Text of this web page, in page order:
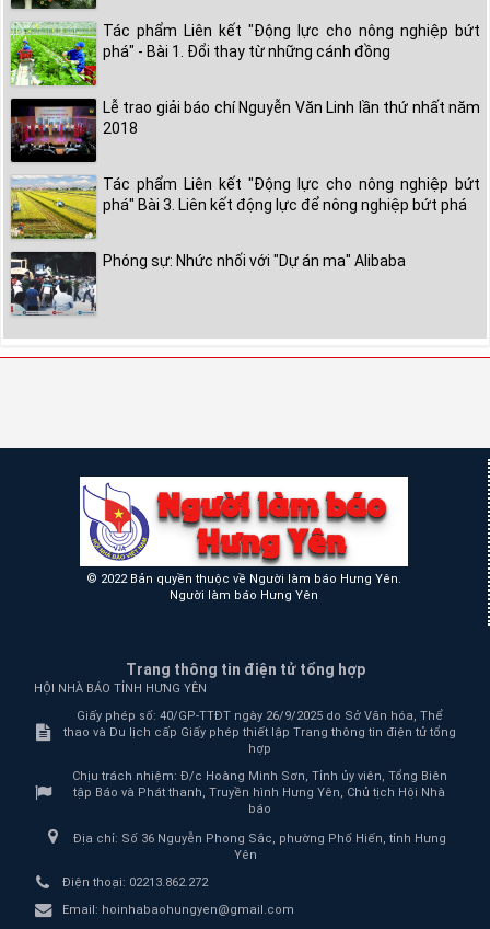
Tác phẩm Liên kết "Động lực cho nông nghiệp bứt
phá" - Bài 1. Đổi thay từ những cánh đồng
Lễ trao giải báo chí Nguyễn Văn Linh lần thứ nhất năm
2018
Tác phẩm Liên kết "Động lực cho nông nghiệp bứt
phá" Bài 3. Liên kết động lực để nông nghiệp bứt phá
Phóng sự: Nhức nhối với "Dự án ma" Alibaba
© 2022 Bản quyền thuộc về Người làm báo Hưng Yên.
Người làm báo Hưng Yên
Trang thông tin điện tử tổng hợp
HỘI NHÀ BÁO TỈNH HƯNG YÊN
Giấy phép số: 40/GP-TTĐT ngày 26/9/2025 do Sở Văn hóa, Thể
thao và Du lịch cấp Giấy phép thiết lập Trang thông tin điện tử tổng
hợp
Chịu trách nhiệm: Đ/c Hoàng Minh Sơn, Tỉnh ủy viên, Tổng Biên
tập Báo và Phát thanh, Truyền hình Hưng Yên, Chủ tịch Hội Nhà
báo
Địa chỉ: Số 36 Nguyễn Phong Sắc, phường Phố Hiến, tỉnh Hưng
Yên
Điện thoại: 02213.862.272
Email: hoinhabaohungyen@gmail.com